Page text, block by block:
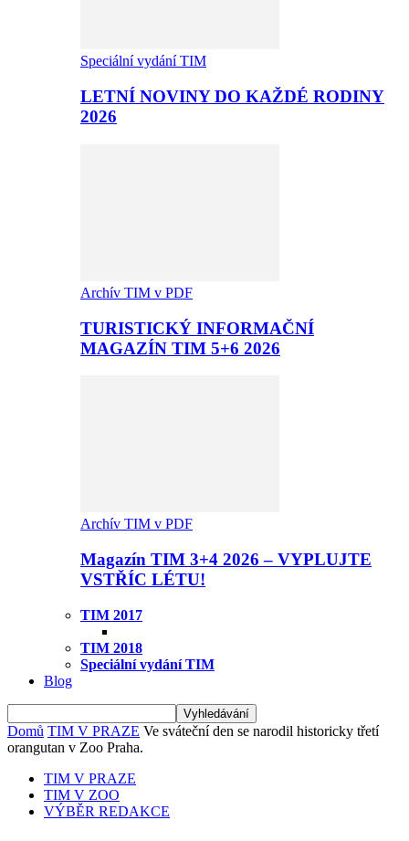
Speciální vydání TIM
LETNÍ NOVINY DO KAŽDÉ RODINY
2026
Archív TIM v PDF
TURISTICKÝ INFORMAČNÍ
MAGAZÍN TIM 5+6 2026
Archív TIM v PDF
Magazín TIM 3+4 2026 – VYPLUJTE
VSTŘÍC LÉTU!
TIM 2017
TIM 2018
Speciální vydání TIM
Blog
Domů TIM V PRAZE Ve sváteční den se narodil historicky třetí
orangutan v Zoo Praha.
TIM V PRAZE
TIM V ZOO
VÝBĚR REDAKCE